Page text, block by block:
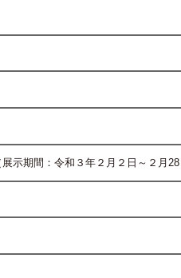
展示期間：令和３年２月２日～２月